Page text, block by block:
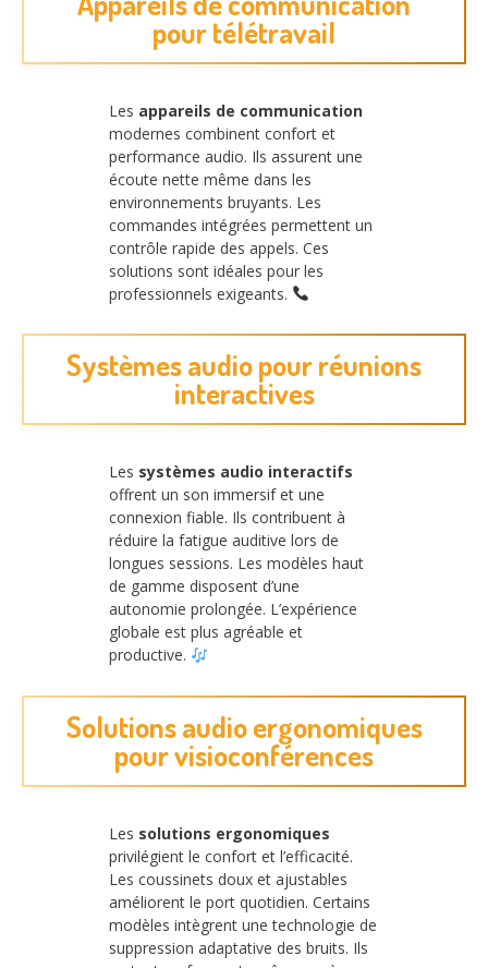
pour télétravail
Les appareils de communication
modernes combinent confort et
performance audio. Ils assurent une
écoute nette même dans les
environnements bruyants. Les
commandes intégrées permettent un
contrôle rapide des appels. Ces
solutions sont idéales pour les
professionnels exigeants.
Systèmes audio pour réunions
interactives
Les systèmes audio interactifs
offrent un son immersif et une
connexion fiable. Ils contribuent à
réduire la fatigue auditive lors de
longues sessions. Les modèles haut
de gamme disposent d’une
autonomie prolongée. L’expérience
globale est plus agréable et
productive.
Solutions audio ergonomiques
pour visioconférences
Les solutions ergonomiques
privilégient le confort et l’efficacité.
Les coussinets doux et ajustables
améliorent le port quotidien. Certains
modèles intègrent une technologie de
suppression adaptative des bruits. Ils